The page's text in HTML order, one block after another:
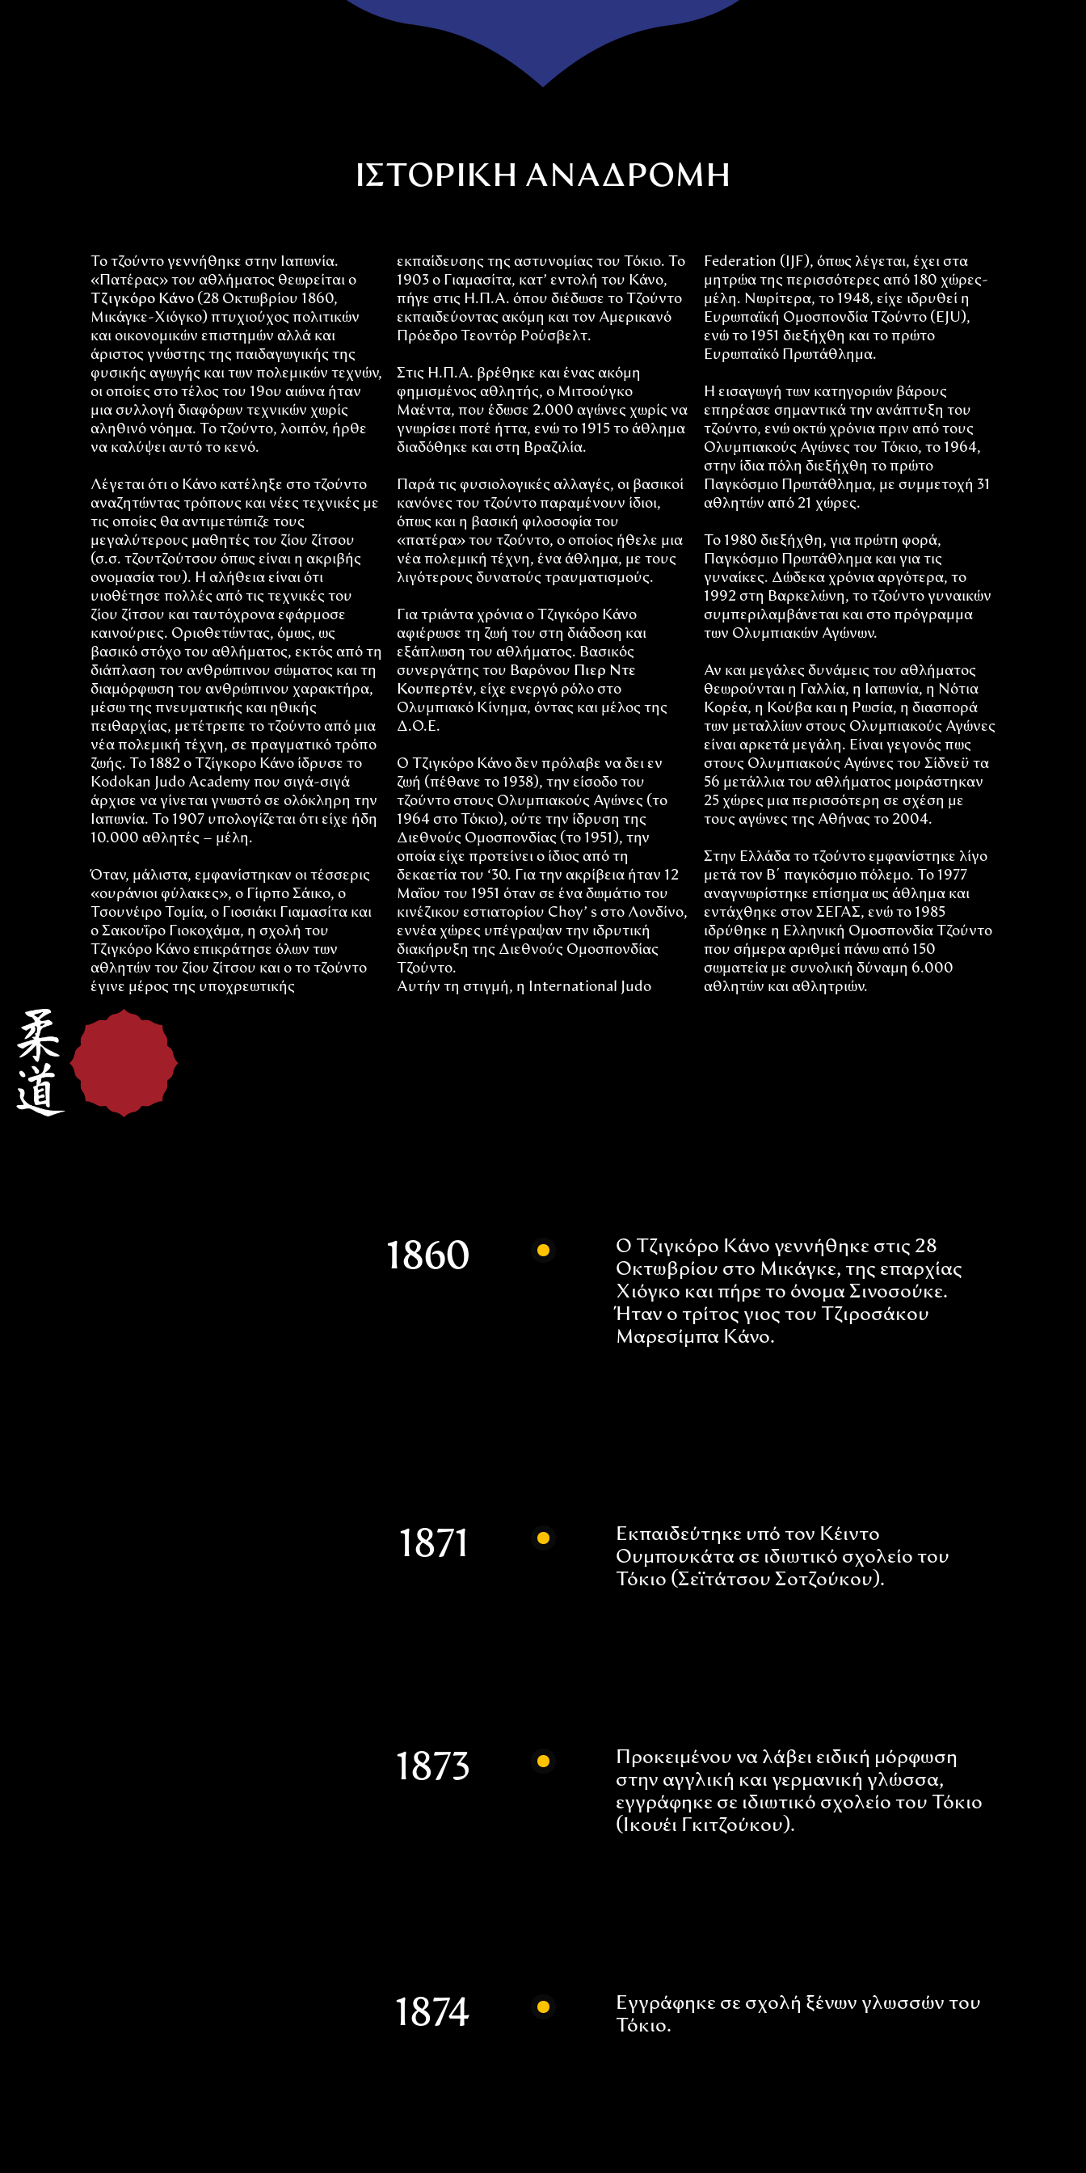
ΙΣΤΟΡΙΚΗ ΑΝΑΔΡΟΜΗ
Το τζούντο γεννήθηκε στην Ιαπωνία.
«Πατέρας» του αθλήματος θεωρείται ο
Τζιγκόρο Κάνο (28 Οκτωβρίου 1860,
Μικάγκε-Χιόγκο) πτυχιούχος πολιτικών
και οικονομικών επιστημών αλλά και
άριστος γνώστης της παιδαγωγικής της
φυσικής αγωγής και των πολεμικών τεχνών,
οι οποίες στο τέλος του 19ου αιώνα ήταν
μια συλλογή διαφόρων τεχνικών χωρίς
αληθινό νόημα. Το τζούντο, λοιπόν, ήρθε
να καλύψει αυτό το κενό.
Λέγεται ότι ο Κάνο κατέληξε στο τζούντο
αναζητώντας τρόπους και νέες τεχνικές με
τις οποίες θα αντιμετώπιζε τους
μεγαλύτερους μαθητές του ζίου ζίτσου
(σ.σ. τζουτζούτσου όπως είναι η ακριβής
ονομασία του). Η αλήθεια είναι ότι
υιοθέτησε πολλές από τις τεχνικές του
ζίου ζίτσου και ταυτόχρονα εφάρμοσε
καινούριες. Οριοθετώντας, όμως, ως
βασικό στόχο του αθλήματος, εκτός από τη
διάπλαση του ανθρώπινου σώματος και τη
διαμόρφωση του ανθρώπινου χαρακτήρα,
μέσω της πνευματικής και ηθικής
πειθαρχίας, μετέτρεπε το τζούντο από μια
νέα πολεμική τέχνη, σε πραγματικό τρόπο
ζωής. Το 1882 ο Τζίγκορο Κάνο ίδρυσε το
Kodokan Judo Academy που σιγά-σιγά
άρχισε να γίνεται γνωστό σε ολόκληρη την
Ιαπωνία. Το 1907 υπολογίζεται ότι είχε ήδη
10.000 αθλητές – μέλη.
Όταν, μάλιστα, εμφανίστηκαν οι τέσσερις
«ουράνιοι φύλακες», ο Γίιρπο Σάικο, ο
Τσουνέιρο Τομία, ο Γιοσιάκι Γιαμασίτα και
ο Σακουΐρο Γιοκοχάμα, η σχολή του
Τζιγκόρο Κάνο επικράτησε όλων των
αθλητών του ζίου ζίτσου και ο το τζούντο
έγινε μέρος της υποχρεωτικής
εκπαίδευσης της αστυνομίας του Τόκιο. Το
1903 ο Γιαμασίτα, κατ’ εντολή του Κάνο,
πήγε στις Η.Π.Α. όπου διέδωσε το Τζούντο
εκπαιδεύοντας ακόμη και τον Αμερικανό
Πρόεδρο Τεοντόρ Ρούσβελτ.
Στις Η.Π.Α. βρέθηκε και ένας ακόμη
φημισμένος αθλητής, ο Μιτσούγκο
Μαέντα, που έδωσε 2.000 αγώνες χωρίς να
γνωρίσει ποτέ ήττα, ενώ το 1915 το άθλημα
διαδόθηκε και στη Βραζιλία.
Παρά τις φυσιολογικές αλλαγές, οι βασικοί
κανόνες του τζούντο παραμένουν ίδιοι,
όπως και η βασική φιλοσοφία του
«πατέρα» του τζούντο, ο οποίος ήθελε μια
νέα πολεμική τέχνη, ένα άθλημα, με τους
λιγότερους δυνατούς τραυματισμούς.
Για τριάντα χρόνια ο Τζιγκόρο Κάνο
αφιέρωσε τη ζωή του στη διάδοση και
εξάπλωση του αθλήματος. Βασικός
συνεργάτης του Βαρόνου Πιερ Ντε
Κουπερτέν, είχε ενεργό ρόλο στο
Ολυμπιακό Κίνημα, όντας και μέλος της
Δ.Ο.Ε.
Ο Τζιγκόρο Κάνο δεν πρόλαβε να δει εν
ζωή (πέθανε το 1938), την είσοδο του
τζούντο στους Ολυμπιακούς Αγώνες (το
1964 στο Τόκιο), ούτε την ίδρυση της
Διεθνούς Ομοσπονδίας (το 1951), την
οποία είχε προτείνει ο ίδιος από τη
δεκαετία του ‘30. Για την ακρίβεια ήταν 12
Μαΐου του 1951 όταν σε ένα δωμάτιο του
κινέζικου εστιατορίου Choy’ s στο Λονδίνο,
εννέα χώρες υπέγραψαν την ιδρυτική
διακήρυξη της Διεθνούς Ομοσπονδίας
Τζούντο.
Αυτήν τη στιγμή, η International Judo
Federation (IJF), όπως λέγεται, έχει στα
μητρώα της περισσότερες από 180 χώρες-
μέλη. Νωρίτερα, το 1948, είχε ιδρυθεί η
Ευρωπαϊκή Ομοσπονδία Τζούντο (EJU),
ενώ το 1951 διεξήχθη και το πρώτο
Ευρωπαϊκό Πρωτάθλημα.
Η εισαγωγή των κατηγοριών βάρους
επηρέασε σημαντικά την ανάπτυξη του
τζούντο, ενώ οκτώ χρόνια πριν από τους
Ολυμπιακούς Αγώνες του Τόκιο, το 1964,
στην ίδια πόλη διεξήχθη το πρώτο
Παγκόσμιο Πρωτάθλημα, με συμμετοχή 31
αθλητών από 21 χώρες.
Το 1980 διεξήχθη, για πρώτη φορά,
Παγκόσμιο Πρωτάθλημα και για τις
γυναίκες. Δώδεκα χρόνια αργότερα, το
1992 στη Βαρκελώνη, το τζούντο γυναικών
συμπεριλαμβάνεται και στο πρόγραμμα
των Ολυμπιακών Αγώνων.
Αν και μεγάλες δυνάμεις του αθλήματος
θεωρούνται η Γαλλία, η Ιαπωνία, η Νότια
Κορέα, η Κούβα και η Ρωσία, η διασπορά
των μεταλλίων στους Ολυμπιακούς Αγώνες
είναι αρκετά μεγάλη. Είναι γεγονός πως
στους Ολυμπιακούς Αγώνες του Σίδνεϋ τα
56 μετάλλια του αθλήματος μοιράστηκαν
25 χώρες μια περισσότερη σε σχέση με
τους αγώνες της Αθήνας το 2004.
Στην Ελλάδα το τζούντο εμφανίστηκε λίγο
μετά τον Β΄ παγκόσμιο πόλεμο. Το 1977
αναγνωρίστηκε επίσημα ως άθλημα και
εντάχθηκε στον ΣΕΓΑΣ, ενώ το 1985
ιδρύθηκε η Ελληνική Ομοσπονδία Τζούντο
που σήμερα αριθμεί πάνω από 150
σωματεία με συνολική δύναμη 6.000
αθλητών και αθλητριών.
1860
Ο Τζιγκόρο Κάνο γεννήθηκε στις 28
Οκτωβρίου στο Μικάγκε, της επαρχίας
Χιόγκο και πήρε το όνομα Σινοσούκε.
Ήταν ο τρίτος γιος του Τζιροσάκου
Μαρεσίμπα Κάνο.
1871
Εκπαιδεύτηκε υπό τον Κέιντο
Ουμπουκάτα σε ιδιωτικό σχολείο του
Τόκιο (Σεϊτάτσου Σοτζούκου).
1873
Προκειμένου να λάβει ειδική μόρφωση
στην αγγλική και γερμανική γλώσσα,
εγγράφηκε σε ιδιωτικό σχολείο του Τόκιο
(Ικουέι Γκιτζούκου).
1874
Εγγράφηκε σε σχολή ξένων γλωσσών του
Τόκιο.